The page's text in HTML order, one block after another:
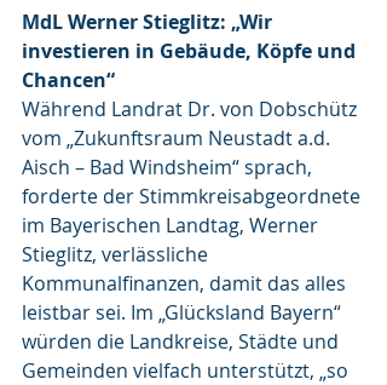
MdL Werner Stieglitz: „Wir
investieren in Gebäude, Köpfe und
Chancen“
Während Landrat Dr. von Dobschütz
vom „Zukunftsraum Neustadt a.d.
Aisch – Bad Windsheim“ sprach,
forderte der Stimmkreisabgeordnete
im Bayerischen Landtag, Werner
Stieglitz, verlässliche
Kommunalfinanzen, damit das alles
leistbar sei. Im „Glücksland Bayern“
würden die Landkreise, Städte und
Gemeinden vielfach unterstützt, „so